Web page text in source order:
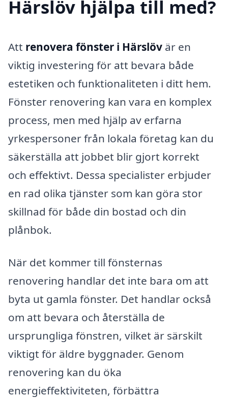
Härslöv hjälpa till med?
Att renovera fönster i Härslöv är en
viktig investering för att bevara både
estetiken och funktionaliteten i ditt hem.
Fönster renovering kan vara en komplex
process, men med hjälp av erfarna
yrkespersoner från lokala företag kan du
säkerställa att jobbet blir gjort korrekt
och effektivt. Dessa specialister erbjuder
en rad olika tjänster som kan göra stor
skillnad för både din bostad och din
plånbok.
När det kommer till fönsternas
renovering handlar det inte bara om att
byta ut gamla fönster. Det handlar också
om att bevara och återställa de
ursprungliga fönstren, vilket är särskilt
viktigt för äldre byggnader. Genom
renovering kan du öka
energieffektiviteten, förbättra